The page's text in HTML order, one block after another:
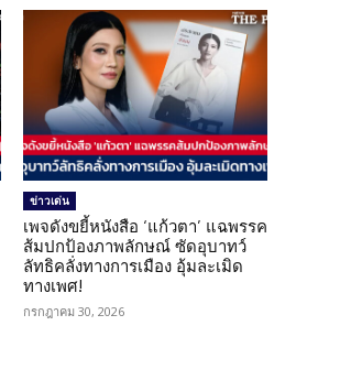
ข่าวเด่น
เพจดังขยี้หนังสือ ‘แก้วตา’ แฉพรรค
ส้มปกป้องภาพลักษณ์ ซัดอุบาทว์
ลัทธิคลั่งทางการเมือง อุ้มละเมิด
ทางเพศ!
กรกฎาคม 30, 2026